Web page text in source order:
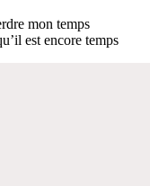
mon temps
est encore temps